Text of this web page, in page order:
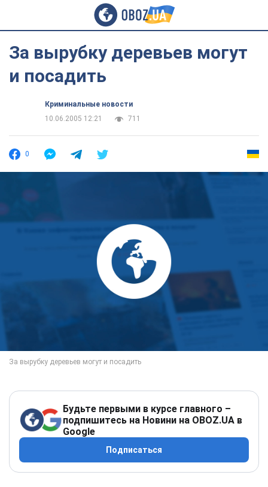
За вырубку деревьев могут
и посадить
Криминальные новости
10.06.2005 12:21
711
0
Будьте первыми в курсе главного –
подпишитесь на Новини на OBOZ.UA в
Google
Подписаться